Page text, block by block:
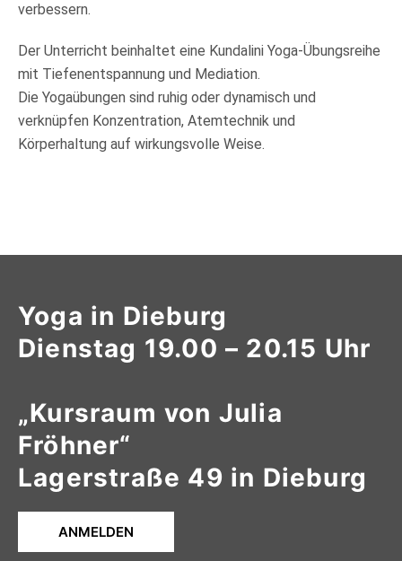
verbessern.
Der Unterricht beinhaltet eine Kundalini Yoga-Übungsreihe
mit Tiefenentspannung und Mediation.
Die Yogaübungen sind ruhig oder dynamisch und
verknüpfen Konzentration, Atemtechnik und
Körperhaltung auf wirkungsvolle Weise.
Yoga in Dieburg
Dienstag 19.00 – 20.15 Uhr
„Kursraum von Julia
Fröhner“
Lagerstraße 49 in Dieburg
ANMELDEN